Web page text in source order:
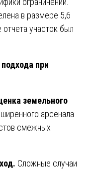
в размере 5,6
участок был
при
земельного
арсенала
смежных
Сложные случаи